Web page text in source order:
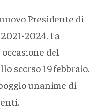
Presidente di
2024. La
del
scorso 19 febbraio.
unanime di